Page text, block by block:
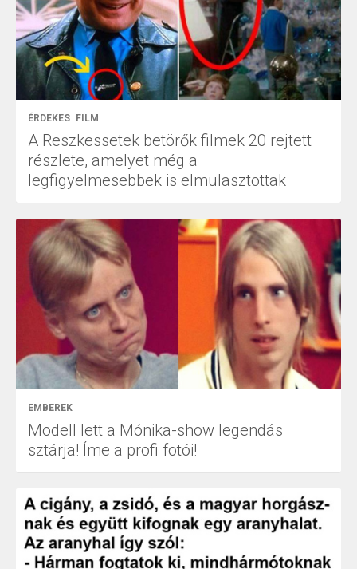
ÉRDEKES FILM
A Reszkessetek betörők filmek 20 rejtett
részlete, amelyet még a
legfigyelmesebbek is elmulasztottak
EMBEREK
Modell lett a Mónika-show legendás
sztárja! Íme a profi fotói!